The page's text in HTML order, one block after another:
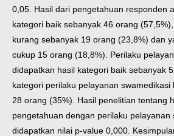
0,05. Hasil dari pengetahuan responden
kategori baik sebanyak 46 orang
kurang sebanyak 19 orang (23,8%) dan
cukup 15 orang (18,8%). Perilaku
didapatkan hasil kategori baik sebanyak
kategori perilaku pelayanan
28 orang (35%). Hasil penelitian tentang
pengetahuan dengan perilaku pelayanan
didapatkan nilai p-value 0,000.